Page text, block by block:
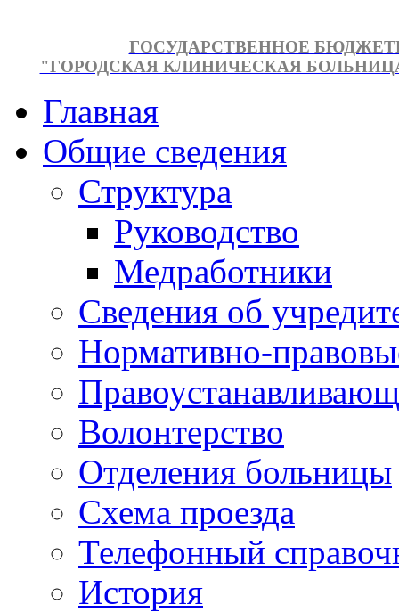
ГОСУДАРСТВЕННОЕ
"ГОРОДСКАЯ КЛИНИЧЕСКАЯ
Главная
Общие сведения
Структура
Руководство
Медработники
Сведения об
Нормативно-
Волонтерство
Отделения больницы
Схема проезда
Телефонный
История